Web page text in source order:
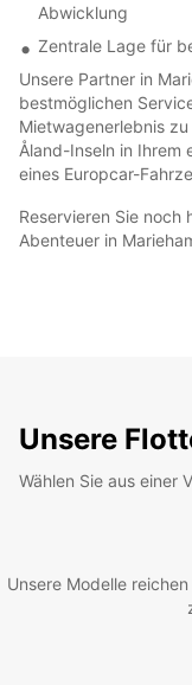
Abwicklung
Zentrale Lage für
Unsere Partner in
bestmöglichen
Mietwagenerlebnis
Åland-Inseln in Ihrem
eines Europcar-
Reservieren Sie noch
Abenteuer in
Unsere
Wählen Sie aus einer
Unsere Modelle